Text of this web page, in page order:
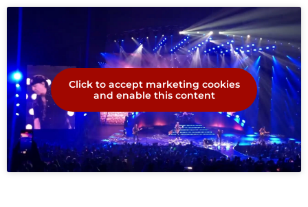
Click to accept marketing cookies
and enable this content